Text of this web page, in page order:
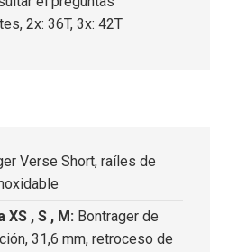
2x: 36T, 3x: 42T
Verse Short, raíles de
XS , S , M: Bontrager de
31,6 mm, retroceso de